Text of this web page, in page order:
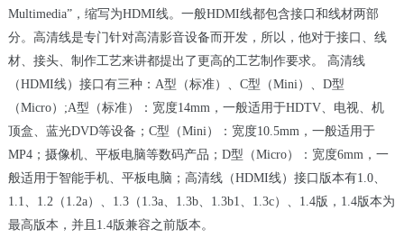
Multimedia”，缩写为HDMI线。一般HDMI线都包含接口和线材两部
分。高清线是专门针对高清影音设备而开发，所以，他对于接口、线
材、接头、制作工艺来讲都提出了更高的工艺制作要求。
高清线
（HDMI线）接口有三种： A型（标准）、 C型（Mini ）、 D型
（Micro） ;A型（标准）：宽度14mm ，一般适用于HDTV、电视、机
顶盒、蓝光DVD等设备； C型（Mini ）：宽度10.5mm ，一般适用于
MP4；摄像机、平板电脑等数码产品； D型（Micro）：宽度6mm ，一
般适用于智能手机、平板电脑；高清线（HDMI线）接口版本有1.0、
1.1
1.2 （ 1.2a）、 1.3（ 1.3a、 1.3b、 1.3b1 1.3c）、 1.4版， 1.4版本为
最高版本，并且 1.4版兼容之前版本。